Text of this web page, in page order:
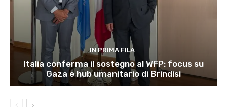
IN PRIMA FILA
Italia conferma il sostegno al WFP: focus su
Gaza e hub umanitario di Brindisi